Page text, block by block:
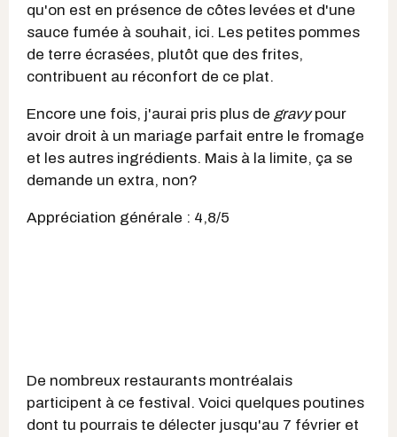
qu'on est en présence de côtes levées et d'une
sauce fumée à souhait, ici. Les petites pommes
de terre écrasées, plutôt que des frites,
contribuent au réconfort de ce plat.
Encore une fois, j'aurai pris plus de gravypour
avoir droit à un mariage parfait entre le fromage
et les autres ingrédients. Mais à la limite, ça se
demande un extra, non?
Appréciation générale : 4,8/5
De nombreux restaurants montréalais
participent à ce festival. Voici quelques poutines
dont tu pourrais te délecter jusqu'au 7 février et